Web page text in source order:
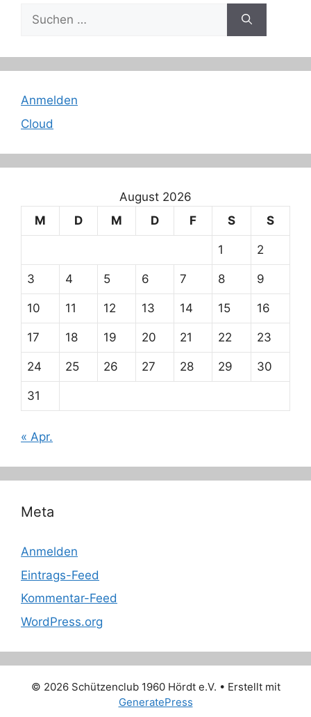
Suche
nach:
Anmelden
Cloud
August 2026
M
D M D F S S
1 2
3 4 5 6 7 8 9
10 11 12 13 14 15 16
17 18 19 20 21 22 23
24 25 26 27 28 29 30
31
« Apr.
Meta
Anmelden
Eintrags-Feed
Kommentar-Feed
WordPress.org
© 2026 Schützenclub 1960 Hördt e.V. • Erstellt mit
GeneratePress